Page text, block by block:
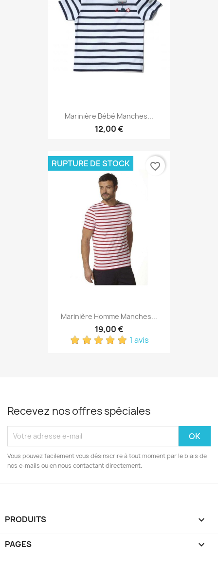
Marinière Bébé Manches...
12,00 €
Marinière Homme Manches...
19,00 €
1 avis
RUPTURE DE STOCK favorite_border
Recevez nos offres spéciales
Vous pouvez facilement vous désinscrire à tout moment par le biais de
nos e-mails ou en nous contactant directement.
PRODUITS 
PAGES 